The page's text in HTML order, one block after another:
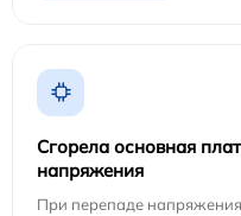
Сгорела основная
напряжения
При перепаде